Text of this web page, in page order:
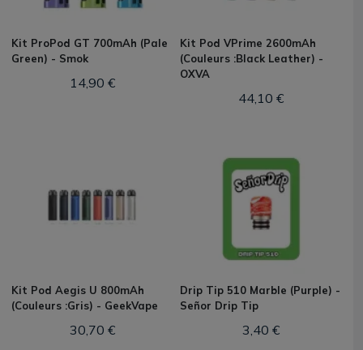
Kit ProPod GT 700mAh (Pale
Green) - Smok
14,90 €
Kit Pod VPrime 2600mAh
(Couleurs :Black Leather) -
OXVA
44,10 €
Kit Pod Aegis U 800mAh
(Couleurs :Gris) - GeekVape
30,70 €
Drip Tip 510 Marble (Purple) -
Señor Drip Tip
3,40 €